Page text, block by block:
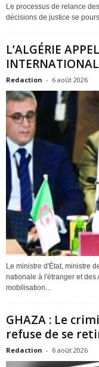
Le processus de relance
décisions de justice se
L’ALGÉRIE
Redaction - 6 août 2026
Le ministre d'État, ministre
nationale à l'étranger et des
mobilisation...
GHAZA : Le
refuse de se
Redaction - 6 août 2026